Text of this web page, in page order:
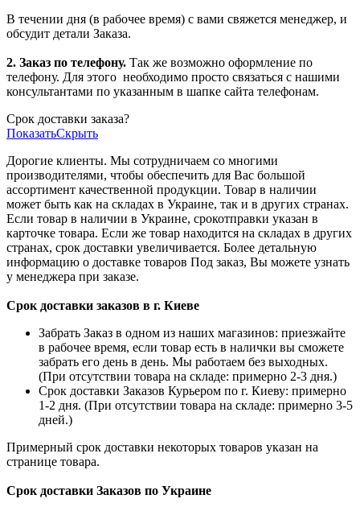
В течении дня (в рабочее время) с вами свяжется менеджер, и
обсудит детали Заказа.
2. Заказ по телефону. Так же возможно оформление по
телефону. Для этого необходимо просто связаться с нашими
консультантами по указанным в шапке сайта телефонам.
Срок доставки заказа?
ПоказатьСкрыть
Дорогие клиенты. Мы сотрудничаем со многими
производителями, чтобы обеспечить для Вас большой
ассортимент качественной продукции. Товар в наличии
может быть как на складах в Украине, так и в других странах.
Если товар в наличии в Украине, срокотправки указан в
карточке товара. Если же товар находится на складах в других
странах, срок доставки увеличивается. Более детальную
информацию о доставке товаров Под заказ, Вы можете узнать
у менеджера при заказе.
Срок доставки заказов в г. Киеве
Забрать Заказ в одном из наших магазинов: приезжайте
в рабочее время, если товар есть в налички вы сможете
забрать его день в день. Мы работаем без выходных.
(При отсутствии товара на складе: примерно 2-3 дня.)
Срок доставки Заказов Курьером по г. Киеву: примерно
1-2 дня. (При отсутствии товара на складе: примерно 3-5
дней.)
Примерный срок доставки некоторых товаров указан на
странице товара.
Срок доставки Заказов по Украине